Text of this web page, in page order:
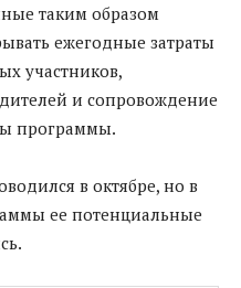
таким образом
ежегодные затраты
участников,
и сопровождение
программы.
в октябре, но в
ее потенциальные